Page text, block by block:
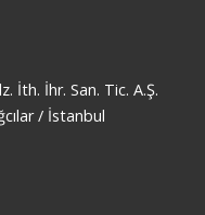
İth. İhr. San. Tic. A.Ş.
/ İstanbul